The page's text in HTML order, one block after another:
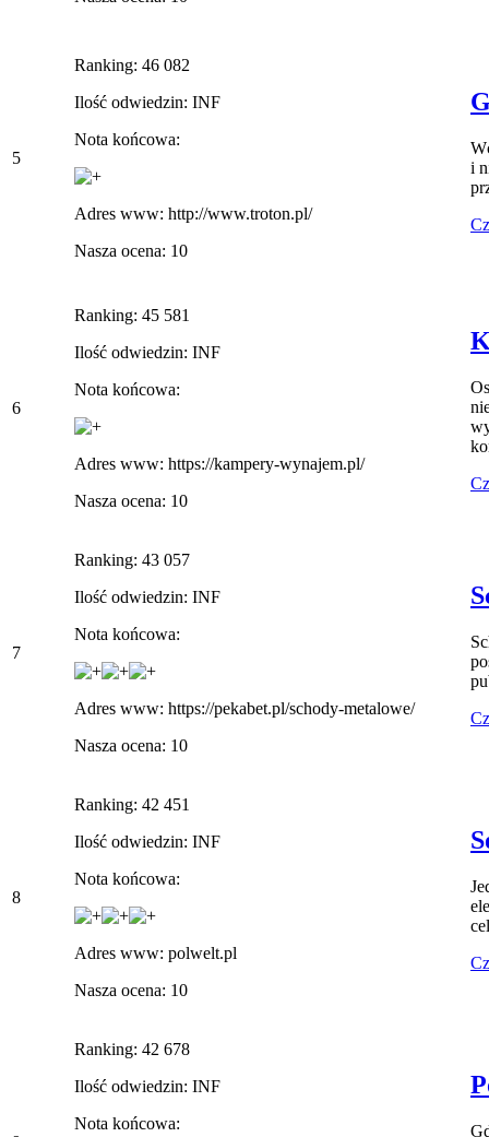
5
Ranking: 46 082
Ilość odwiedzin: INF
Nota końcowa:
Adres www: http://www.troton.pl/
Nasza ocena: 10
i
6
Ranking: 45 581
Ilość odwiedzin: INF
Nota końcowa:
Adres www: https://kampery-wynajem.pl/
Nasza ocena: 10
7
Ranking: 43 057
Ilość odwiedzin: INF
Nota końcowa:
Adres www: https://pekabet.pl/schody-metalowe/
Nasza ocena: 10
8
Ranking: 42 451
Ilość odwiedzin: INF
Nota końcowa:
Adres www: polwelt.pl
Nasza ocena: 10
Ranking: 42 678
Ilość odwiedzin: INF
Nota końcowa: